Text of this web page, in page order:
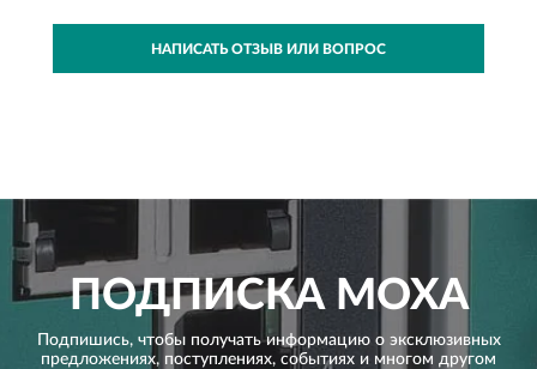
НАПИСАТЬ ОТЗЫВ ИЛИ ВОПРОС
ПОДПИСКАMOXA
Подпишись, чтобы получать информацию о эксклюзивных
предложениях, поступлениях, событиях и многом другом